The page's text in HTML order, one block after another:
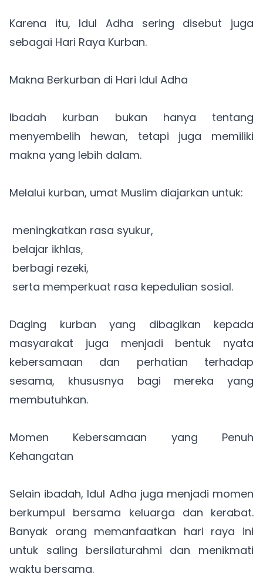
Karena itu, Idul Adha sering disebut juga
sebagai Hari Raya Kurban.
Makna Berkurban di Hari Idul Adha
Ibadah kurban bukan hanya tentang
menyembelih hewan, tetapi juga memiliki
makna yang lebih dalam.
Melalui kurban, umat Muslim diajarkan untuk:
meningkatkan rasa syukur,
belajar ikhlas,
berbagi rezeki,
serta memperkuat rasa kepedulian sosial.
Daging kurban yang dibagikan kepada
masyarakat juga menjadi bentuk nyata
kebersamaan dan perhatian terhadap
sesama, khususnya bagi mereka yang
membutuhkan.
Momen Kebersamaan yang Penuh
Kehangatan
Selain ibadah, Idul Adha juga menjadi momen
berkumpul bersama keluarga dan kerabat.
Banyak orang memanfaatkan hari raya ini
untuk saling bersilaturahmi dan menikmati
waktu bersama.